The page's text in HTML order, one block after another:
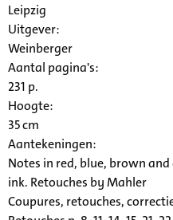
Leipzig
Uitgever:
Weinberger
Aantal pagina's:
231 p.
Hoogte:
35 cm
Aantekeningen:
Notes in red, blue, brown
ink. Retouches by Mahler
Coupures, retouches,